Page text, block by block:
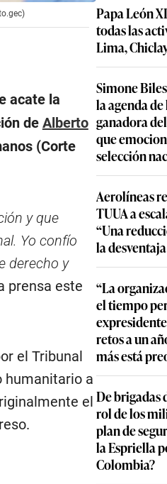
acate la
de Alberto
(Corte
y que
Yo confío
derecho y
prensa este
el Tribunal
humanitario a
el
Papa León
todas las
Lima,
Simone
la agenda
ganadora
que
selección
Aerolíneas
TUUA a
“Una
la
“La
el tiempo
retos a un
más está
De brigadas
rol de los
plan de
la Espriella
Colombia?